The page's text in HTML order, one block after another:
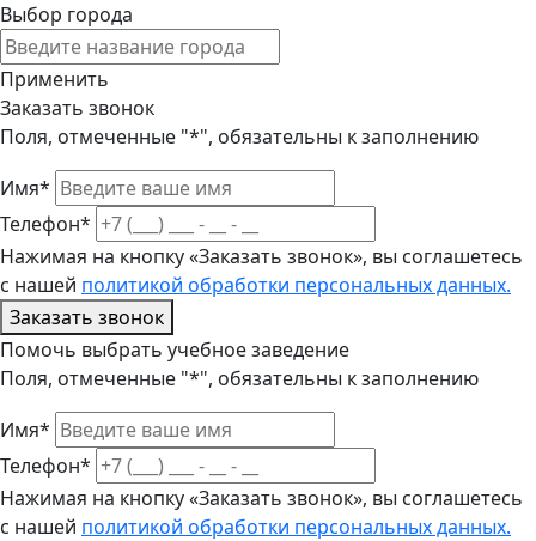
Выбор города
Применить
Заказать звонок
Поля, отмеченные "*", обязательны к заполнению
Имя*
Телефон*
Нажимая на кнопку «Заказать звонок», вы соглашетесь
с нашей политикой обработки персональных данных.
Заказать звонок
Помочь выбрать учебное заведение
Поля, отмеченные "*", обязательны к заполнению
Имя*
Телефон*
Нажимая на кнопку «Заказать звонок», вы соглашетесь
с нашей политикой обработки персональных данных.